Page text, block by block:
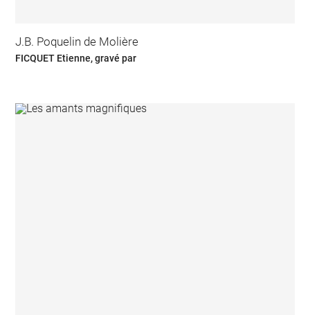
J.B. Poquelin de Molière
FICQUET Etienne, gravé par